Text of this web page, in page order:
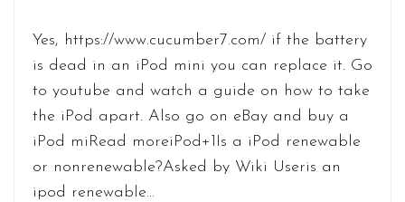
Yes, https://www.cucumber7.com/ if the battery
is dead in an iPod mini you can replace it. Go
to youtube and watch a guide on how to take
the iPod apart. Also go on eBay and buy a
iPod miRead moreiPod+1Is a iPod renewable
or nonrenewable?Asked by Wiki Useris an
ipod renewable...